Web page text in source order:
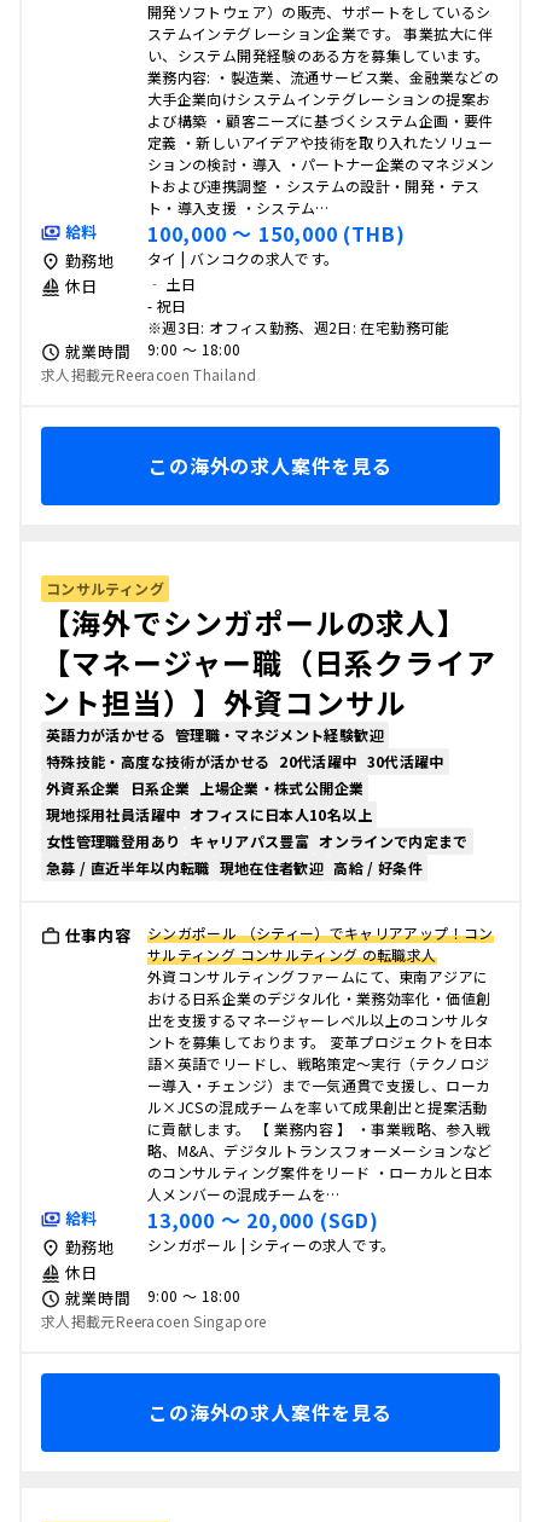
開発ソフトウェア）の販売、サポートをしているシ
ステムインテグレーション企業です。 事業拡大に伴
い、システム開発経験のある方を募集しています。
業務内容: ・製造業、流通サービス業、金融業などの
大手企業向けシステムインテグレーションの提案お
よび構築 ・顧客ニーズに基づくシステム企画・要件
定義 ・新しいアイデアや技術を取り入れたソリュー
ションの検討・導入 ・パートナー企業のマネジメン
トおよび連携調整 ・システムの設計・開発・テス
ト・導入支援 ・システム…
給料 100,000 〜 150,000 (THB)
勤務地 タイ | バンコクの求人です。
休日
‐ 土日
- 祝日
※週3日: オフィス勤務、週2日: 在宅勤務可能
就業時間
9:00 〜 18:00
求人掲載元Reeracoen Thailand
この海外の求人案件を見る
コンサルティング
【海外でシンガポールの求人】
【マネージャー職（日系クライア
ント担当）】外資コンサル
英語力が活かせる 管理職・マネジメント経験歓迎
特殊技能・高度な技術が活かせる 20代活躍中 30代活躍中
外資系企業
日系企業
上場企業・株式公開企業
現地採用社員活躍中 オフィスに日本人10名以上
女性管理職登用あり
キャリアパス豊富 オンラインで内定まで
急募 / 直近半年以内転職 現地在住者歓迎 高給 / 好条件
仕事内容
シンガポール （シティー）でキャリアアップ！コン
サルティング コンサルティング の転職求人
外資コンサルティングファームにて、東南アジアに
おける日系企業のデジタル化・業務効率化・価値創
出を支援するマネージャーレベル以上のコンサルタ
ントを募集しております。 変革プロジェクトを日本
語×英語でリードし、戦略策定〜実行（テクノロジ
ー導入・チェンジ）まで一気通貫で支援し、ローカ
ル×JCSの混成チームを率いて成果創出と提案活動
に貢献します。 【 業務内容 】 ・事業戦略、参入戦
略、M&A、デジタルトランスフォーメーションなど
のコンサルティング案件をリード ・ローカルと日本
人メンバーの混成チームを…
給料 13,000 〜 20,000 (SGD)
勤務地 シンガポール | シティーの求人です。
休日
就業時間
9:00 〜 18:00
求人掲載元Reeracoen Singapore
この海外の求人案件を見る